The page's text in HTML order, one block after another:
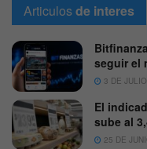
Articulosde interes
seguir el
3 DE
El
sube al
25 DE